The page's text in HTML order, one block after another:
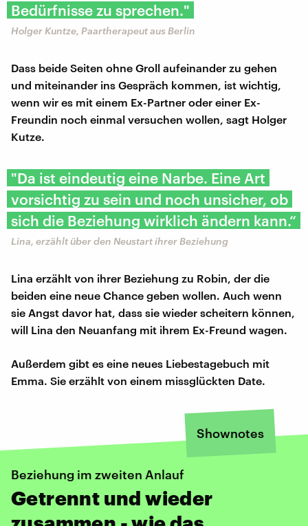
Bedürfnisse zu sprechen."
Holger Kuntze, Paartherapeut aus Berlin
Dass beide Seiten ohne Groll aufeinander zu gehen
und miteinander ins Gespräch kommen, ist wichtig,
wenn wir es mit einem Ex-Partner oder einer Ex-
Freundin noch einmal versuchen wollen, sagt Holger
Kutze.
"Da ist eindeutig eine Narbe. Eine Art
vorsichtig zu sein und noch unsicher, ob
sich die Beziehung wirklich ändern kann.“
Lina, erzählt über den Neustart ihrer Beziehung
Lina erzählt von ihrer Beziehung zu Robin, der die
beiden eine neue Chance geben wollen. Auch wenn
sie Angst davor hat, dass sie wieder scheitern können,
will Lina den Neuanfang mit ihrem Ex-Freund wagen.
Außerdem gibt es eine neues Liebestagebuch mit
Emma. Sie erzählt von einem missglückten Date.
Shownotes
Beziehung im zweiten Anlauf
Getrennt und wieder